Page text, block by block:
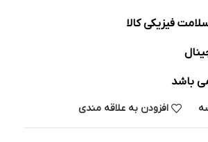
فیزیکی کالا
باشد
افزودن به علاقه مندی